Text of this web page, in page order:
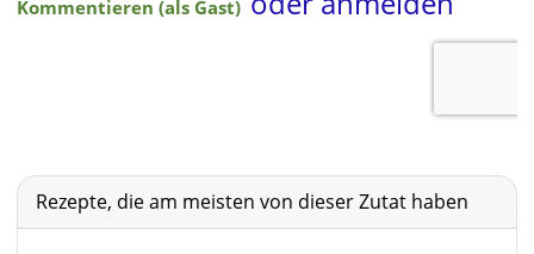
Rezepte, die am meisten von dieser Zutat haben